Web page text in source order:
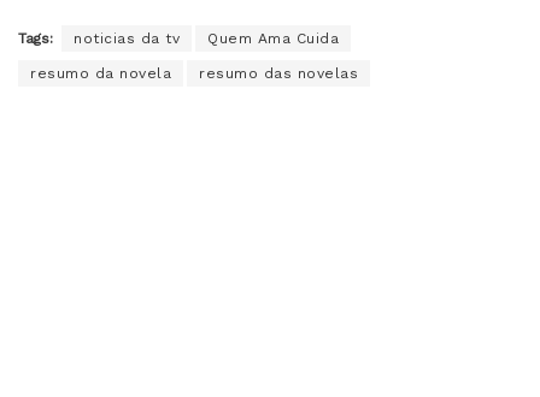
Tags: noticias da tv Quem Ama Cuida
resumo da novela resumo das novelas